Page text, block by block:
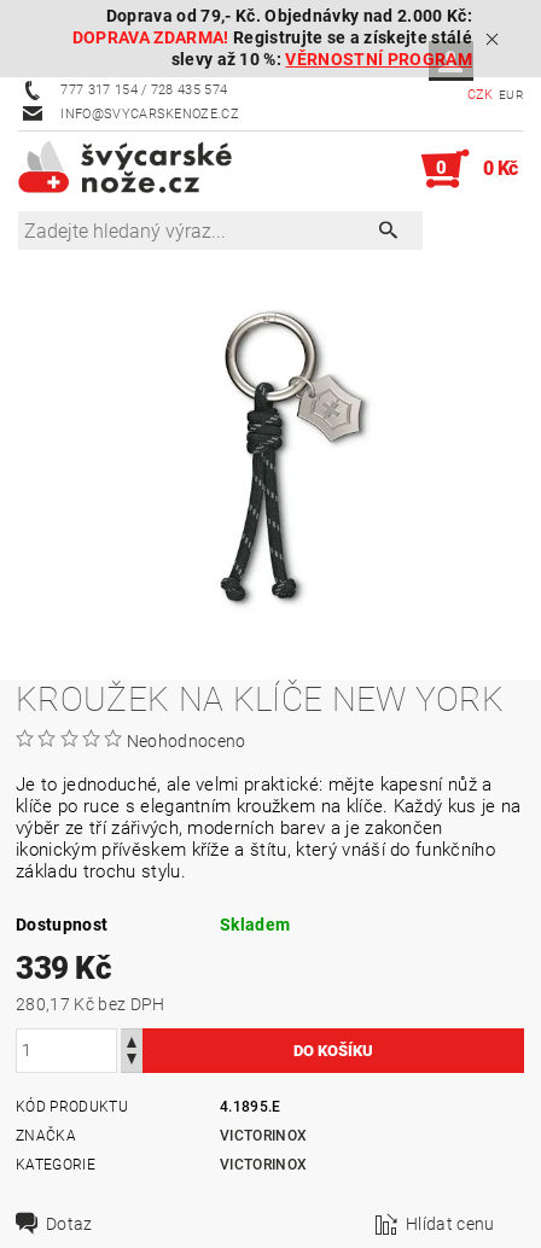
Doprava od 79,- Kč. Objednávky nad 2.000 Kč:
DOPRAVA ZDARMA! Registrujte se a získejte stálé
slevy až 10 %:VĚRNOSTNÍ PROGRAM
777 317 154 / 728 435 574
INFO@SVYCARSKENOZE.CZ
CZK EUR
0 0 Kč
KROUŽEK NA KLÍČE NEW YORK
Neohodnoceno
Je to jednoduché, ale velmi praktické: mějte kapesní nůž a
klíče po ruce s elegantním kroužkem na klíče. Každý kus je na
výběr ze tří zářivých, moderních barev a je zakončen
ikonickým přívěskem kříže a štítu, který vnáší do funkčního
základu trochu stylu.
Dostupnost Skladem
339 Kč
280,17 Kč bez DPH
KÓD PRODUKTU
4.1895.E
ZNAČKA
VICTORINOX
KATEGORIE
VICTORINOX
Dotaz Hlídat cenu